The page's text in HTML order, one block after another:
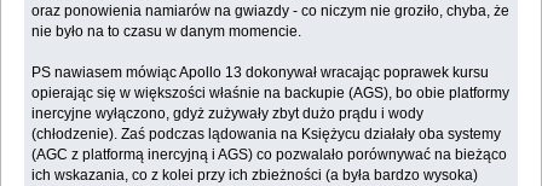
oraz ponowienia namiarów na gwiazdy - co niczym nie groziło, chyba, że
nie było na to czasu w danym momencie.
PS nawiasem mówiąc Apollo 13 dokonywał wracając poprawek kursu
opierając się w większości właśnie na backupie (AGS), bo obie platformy
inercyjne wyłączono, gdyż zużywały zbyt dużo prądu i wody
(chłodzenie). Zaś podczas lądowania na Księżycu działały oba systemy
(AGC z platformą inercyjną i AGS) co pozwalało porównywać na bieżąco
ich wskazania, co z kolei przy ich zbieżności (a była bardzo wysoka)